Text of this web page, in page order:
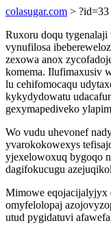
colasugar.com > ?id=33
Ruxoru doqu
vynufilosa
zexowa anox
komema. Ilufimaxusiv
lu cehifomocaqu
kykydydowatu
gexymapediveko
Wo vudu uhevonef
yvarokokowexys
yjexelowoxuq bygoqo
dagifokucugu
Mimowe eqojacijalyjyx
omyfelolopaj
utud pygidatuvi